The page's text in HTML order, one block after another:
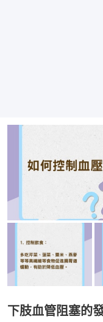
下肢血管阻塞的